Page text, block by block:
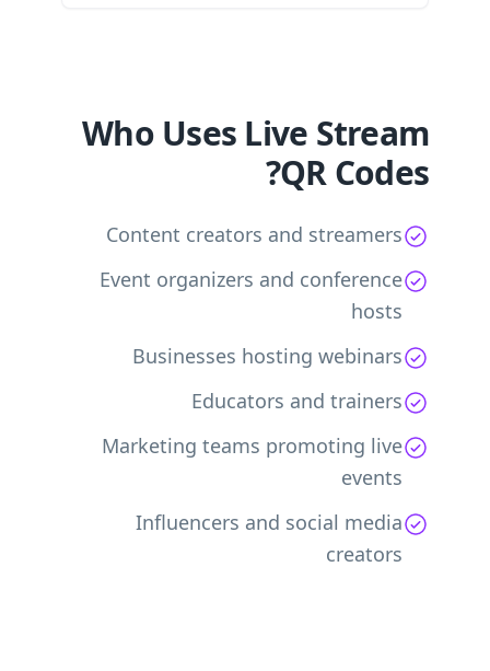
Who Uses Live Stream
QR Codes?
Content creators and streamers
Event organizers and conference
hosts
Businesses hosting webinars
Educators and trainers
Marketing teams promoting live
events
Influencers and social media
creators